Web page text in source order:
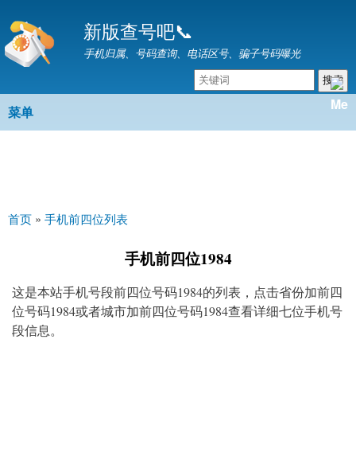
转
到
要
容
新版查号吧📞
手机归属、号码查询、电话区号、骗子号码曝光
主菜单
菜单
你在这里
首页 » 手机前四位列表
手机前四位1984
这是本站手机号段前四位号码1984的列表，点击省份加前四
位号码1984或者城市加前四位号码1984查看详细七位手机号
段信息。